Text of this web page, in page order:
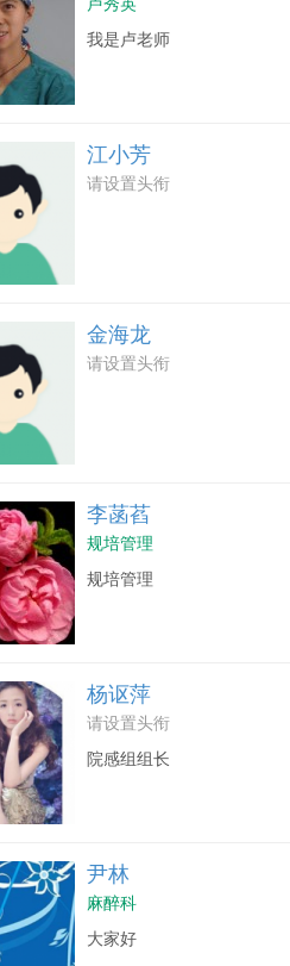
我是卢老师
江小芳
请设置头衔
金海龙
请设置头衔
李菡萏
规培管理
规培管理
杨讴萍
请设置头衔
院感组组长
尹林
麻醉科
大家好